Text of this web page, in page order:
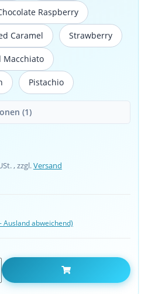
Raspberry
White Chocolate Raspberry
Caramel
Salted CaramelStrawberry
Strawberry
Macchiato
Caramel Macchiato
CinnamonPistachio
Pistachio
(1)
, zzgl.Versand
Ausland abweichend)